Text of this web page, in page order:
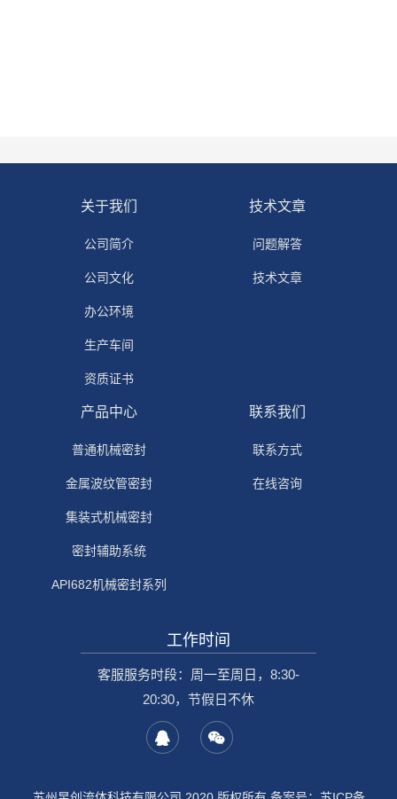
关于我们
公司简介
公司文化
办公环境
生产车间
资质证书
技术文章
问题解答
技术文章
产品中心
普通机械密封
金属波纹管密封
集装式机械密封
密封辅助系统
API682机械密封系列
联系我们
联系方式
在线咨询
工作时间
客服服务时段：周一至周日，8:30-
20:30，节假日不休